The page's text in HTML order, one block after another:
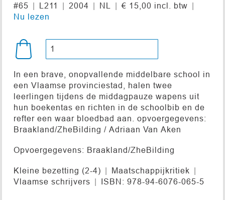
#65 L211 2004 NL
€ 15,00 incl. btw
Nu lezen
In een brave, onopvallende middelbare school in
een Vlaamse provinciestad, halen twee
leerlingen tijdens de middagpauze wapens uit
hun boekentas en richten in de schoolbib en de
refter een waar bloedbad aan. opvoergegevens:
Braakland/ZheBilding / Adriaan Van Aken
Opvoergegevens: Braakland/ZheBilding
Kleine bezetting (2-4)
Maatschappijkritiek
Vlaamse schrijvers
ISBN: 978-94-6076-065-5